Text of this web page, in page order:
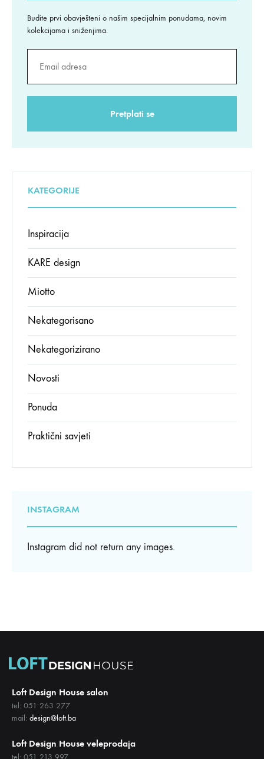
Budite prvi obavješteni o našim specijalnim ponudama, novim
kolekcijama i sniženjima.
KATEGORIJE
Inspiracija
KARE design
Miotto
Nekategorisano
Nekategorizirano
Novosti
Ponuda
Praktični savjeti
INSTAGRAM
Instagram did not return any images.
Loft Design House salon
tel: 051 263 277
mail: design@loft.ba
Loft Design House veleprodaja
tel: 051 213 997